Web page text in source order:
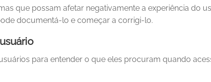
que possam afetar negativamente a experiência do
documentá-lo e começar a corrigi-lo.
para entender o que eles procuram quando